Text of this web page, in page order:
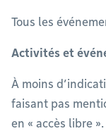
Tous les
Activités et
À moins
faisant pas
en « accès libre ».